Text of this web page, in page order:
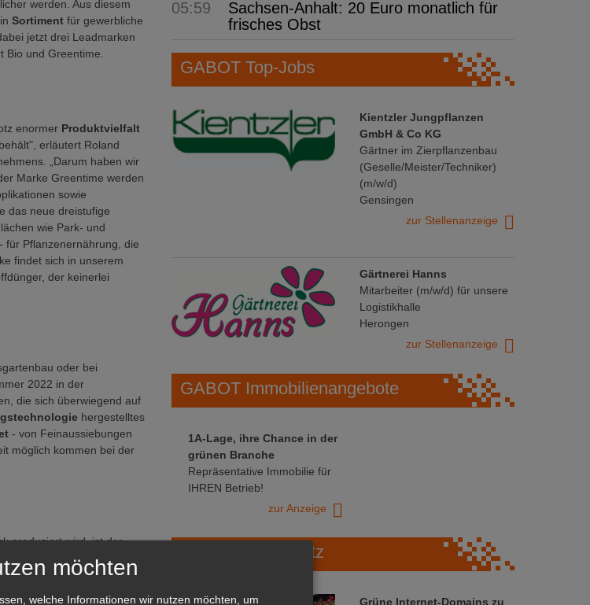
werden. Aus diesem
Sortiment für gewerbliche
jetzt drei Leadmarken
Bio und Greentime.
enormer Produktvielfalt
behält", erläutert Roland
„Darum haben wir
Marke Greentime werden
sowie
das neue dreistufige
wie Park- und
für Pflanzenernährung, die
findet sich in unserem
der keinerlei
oder bei
2022 in der
die sich überwiegend auf
hergestelltes
- von Feinaussiebungen
möglich kommen bei der
produziert wird, ist der
Beerensträucher und
und
05:59
Sachsen-Anhalt: 20 Euro monatlich für
frisches Obst
GABOT Top-Jobs
Kientzler Jungpflanzen
GmbH & Co KG
Gärtner im Zierpflanzenbau
(Geselle/Meister/Techniker)
(m/w/d)
Gensingen
zur Stellenanzeige
Gärtnerei Hanns
Mitarbeiter (m/w/d) für unsere
Logistikhalle
Herongen
zur Stellenanzeige
GABOT Immobilienangebote
1A-Lage, ihre Chance in der
grünen Branche
Repräsentative Immobilie für
IHREN Betrieb!
zur Anzeige
GABOT Marktplatz
Grüne Internet-Domains zu
möchten
welche Informationen wir nutzen möchten, um